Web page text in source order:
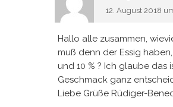
12. August 2018
Hallo alle zusammen,
muß denn der Essig
und 10 % ? Ich glaube das
Geschmack ganz
Liebe Grüße Rüdiger-